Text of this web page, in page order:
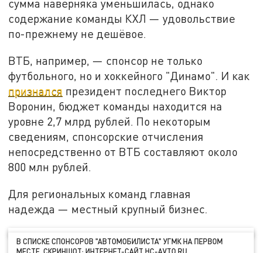
сумма наверняка уменьшилась, однако
содержание команды КХЛ — удовольствие
по-прежнему не дешёвое.
ВТБ, например, — спонсор не только
футбольного, но и хоккейного "Динамо". И как
признался президент последнего Виктор
Воронин, бюджет команды находится на
уровне 2,7 млрд рублей. По некоторым
сведениям, спонсорские отчисления
непосредственно от ВТБ составляют около
800 млн рублей.
Для региональных команд главная
надежда — местный крупный бизнес.
В СПИСКЕ СПОНСОРОВ "АВТОМОБИЛИСТА" УГМК НА ПЕРВОМ